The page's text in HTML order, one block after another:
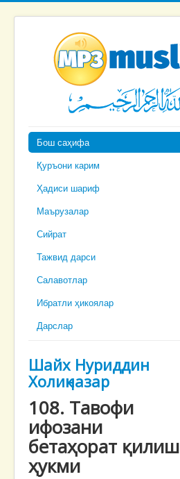
Бош саҳифа
Қуръони карим
Ҳадиси шариф
Маърузалар
Сийрат
Тажвид дарси
Салавотлар
Ибратли ҳикоялар
Дарслар
Шайх Нуриддин
Холиқназар
108. Тавофи
ифозани
бетаҳорат қилиш
ҳукми